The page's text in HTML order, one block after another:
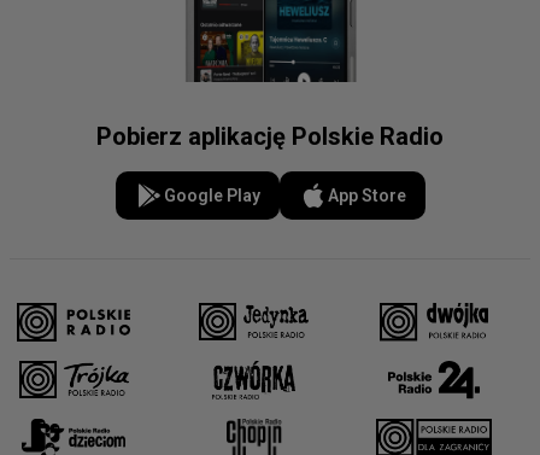
Pobierz aplikację Polskie Radio
Google Play App Store